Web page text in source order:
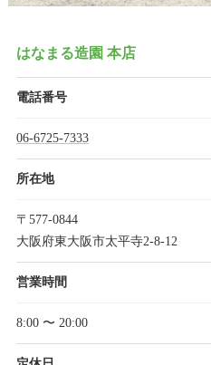
はなまる造園 本店
電話番号
06-6725-7333
所在地
〒577-0844
大阪府東大阪市太平寺2-8-12
営業時間
8:00 〜 20:00